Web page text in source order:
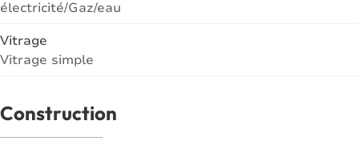
électricité/Gaz/eau
Vitrage
Vitrage simple
Construction